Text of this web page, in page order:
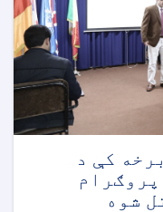
کې د
شوه